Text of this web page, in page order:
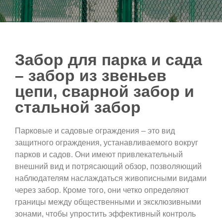
Забор для парка и сада
– забор из звеньев
цепи, сварной забор и
стальной забор
Парковые и садовые ограждения – это вид
защитного ограждения, устанавливаемого вокруг
парков и садов. Они имеют привлекательный
внешний вид и потрясающий обзор, позволяющий
наблюдателям наслаждаться живописными видами
через забор. Кроме того, они четко определяют
границы между общественными и эксклюзивными
зонами, чтобы упростить эффективный контроль